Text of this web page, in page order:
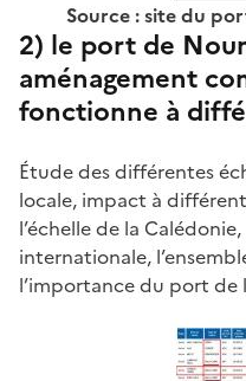
Source : site du
2) le port de
aménagement
fonctionne à
Étude des différentes
locale, impact à
l’échelle de la
internationale,
l’importance du port de